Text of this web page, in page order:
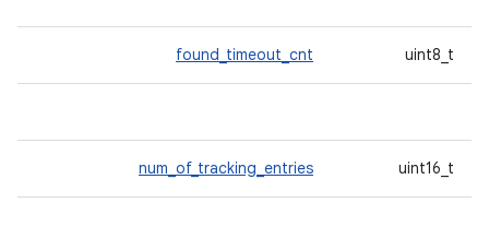
uint8_t
found_timeout_cnt
uint16_t
num_of_tracking_entries